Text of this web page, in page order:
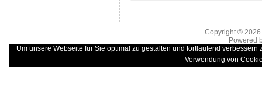
Copyright ©
Powered
Um unsere Webseite für Sie optimal zu gestalten und fortlaufend
Verwendung von